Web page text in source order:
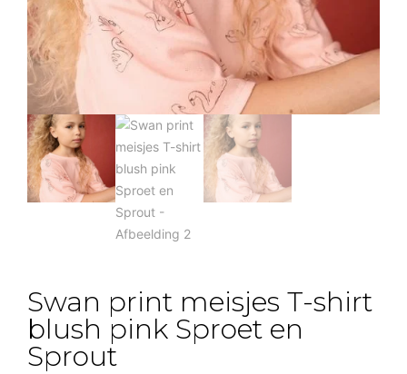
Swan print meisjes T-shirt
blush pink Sproet en
Sprout